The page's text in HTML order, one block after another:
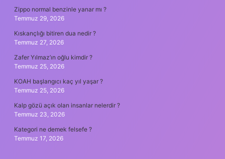
Zippo normal benzinle yanar mı ?
Temmuz 29, 2026
Kıskançlığı bitiren dua nedir ?
Temmuz 27, 2026
Zafer Yılmaz’ın oğlu kimdir ?
Temmuz 25, 2026
KOAH başlangıcı kaç yıl yaşar ?
Temmuz 25, 2026
Kalp gözü açık olan insanlar nelerdir ?
Temmuz 23, 2026
Kategori ne demek felsefe ?
Temmuz 17, 2026